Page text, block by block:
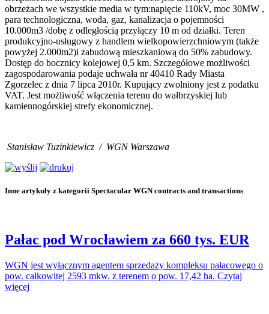
obrzeżach we wszystkie media w tym:napięcie 110kV, moc 30MW ,
para technologiczna, woda, gaz, kanalizacja o pojemności
10.000m3 /dobę z odległością przyłączy 10 m od działki. Teren
produkcyjno-usługowy z handlem wielkopowierzchniowym (także
powyżej 2.000m2)i zabudową mieszkaniową do 50% zabudowy.
Dostęp do bocznicy kolejowej 0,5 km. Szczegółowe możliwości
zagospodarowania podaje uchwała nr 40410 Rady Miasta
Zgorzelec z dnia 7 lipca 2010r. Kupujący zwolniony jest z podatku
VAT. Jest możliwość włączenia terenu do wałbrzyskiej lub
kamiennogórskiej strefy ekonomicznej.
Stanisław Tuzinkiewicz / WGN Warszawa
Inne artykuły z kategorii Spectacular WGN contracts and transactions
Pałac pod Wrocławiem za 660 tys. EUR
WGN jest wyłącznym agentem sprzedaży kompleksu pałacowego o
pow. całkowitej 2593 mkw. z terenem o pow. 17,42 ha. Czytaj
więcej